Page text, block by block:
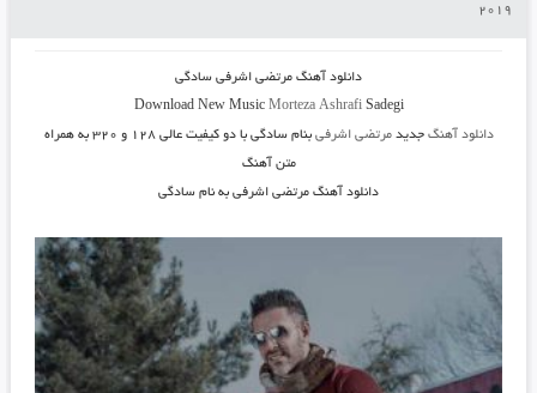
2019
دانلود آهنگ مرتضی اشرفی سادگی
Download New MusicMorteza AshrafiSadegi
دانلود آهنگ جدیدمرتضی اشرفی بنام سادگی
با دو کیفیت عالی ۱۲۸ و ۳۲۰ به همراه
متن آهنگ
دانلود آهنگ مرتضی اشرفی به نام سادگی